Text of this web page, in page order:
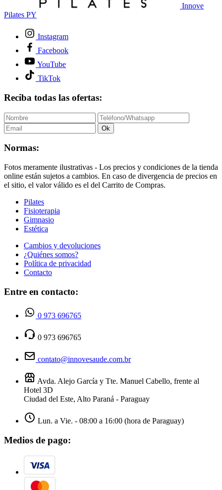
Innove
Pilates PY
Instagram
Facebook
YouTube
TikTok
Reciba todas las ofertas:
Ok
Normas:
Fotos meramente ilustrativas - Los precios y condiciones de la tienda
online están sujetos a cambios. En caso de divergencia de precios en
el sitio, el valor válido es el del Carrito de Compras.
Pilates
Fisioterapia
Gimnasio
Estética
Cambios y devoluciones
¿Quiénes somos?
Política de privacidad
Contacto
Entre en contacto:
0 973 696765
0 973 696765
contato@innovesaude.com.br
Avda. Alejo García y Tte. Manuel Cabello, frente al
Hotel 3D
Ciudad del Este, Alto Paraná - Paraguay
Lun. a Vie. - 08:00 a 16:00 (hora de Paraguay)
Medios de pago: